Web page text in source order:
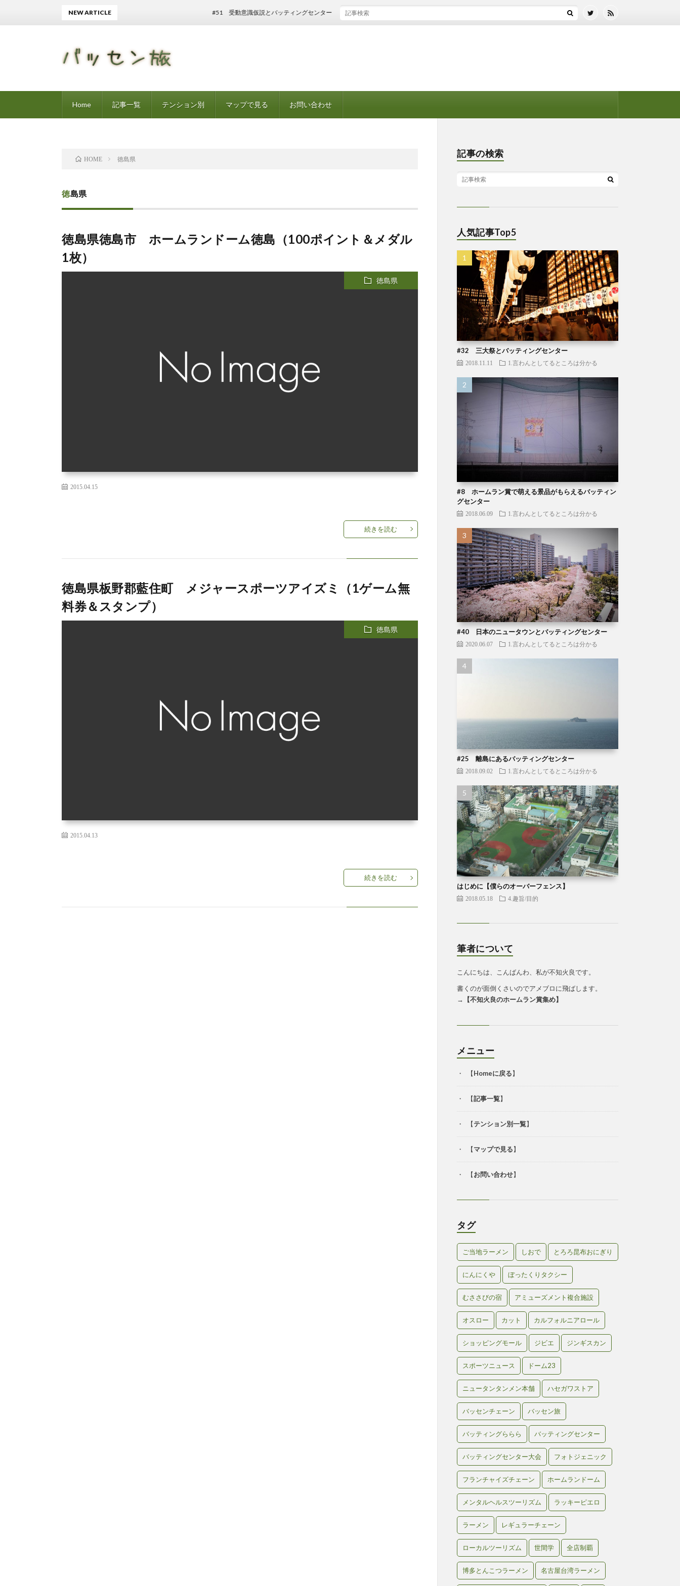
Home 記事一覧 テンション別 マップで見る お問い合わせ
NEW ARTICLE #51 受動意識仮説とバッティングセンター
HOME 徳島県
徳島県
徳島県徳島市 ホームランドーム徳島（100ポイント＆メダル
1枚）
徳島県
2015.04.15
続きを読む
徳島県板野郡藍住町 メジャースポーツアイズミ（1ゲーム無
料券＆スタンプ）
徳島県
2015.04.13
続きを読む
記事の検索
人気記事Top5
#32 三大祭とバッティングセンター
2018.11.11 1.言わんとしてるところは分かる
#8 ホームラン賞で萌える景品がもらえるバッティン
グセンター
2018.06.09 1.言わんとしてるところは分かる
#40 日本のニュータウンとバッティングセンター
2020.06.07 1.言わんとしてるところは分かる
#25 離島にあるバッティングセンター
2018.09.02 1.言わんとしてるところは分かる
はじめに【僕らのオーバーフェンス】
2018.05.18 4.趣旨/目的
筆者について
こんにちは、こんばんわ、私が不知火良です。
書くのが面倒くさいのでアメブロに飛ばします。
→
【不知火良のホームラン賞集め】
メニュー
【Homeに戻る】
【記事一覧】
【テンション別一覧】
【マップで見る】
【お問い合わせ】
タグ
ご当地ラーメン しおで とろろ昆布おにぎり
にんにくや ぼったくりタクシー
むささびの宿 アミューズメント複合施設
オスロー カット カルフォルニアロール
ショッピングモール ジビエ ジンギスカン
スポーツニュース ドーム23
ニュータンタンメン本舗 ハセガワストア
バッセンチェーン バッセン旅
バッティングららら バッティングセンター
バッティングセンター大会 フォトジェニック
フランチャイズチェーン ホームランドーム
メンタルヘルスツーリズム ラッキーピエロ
ラーメン レギュラーチェーン
ローカルツーリズム 世間学 全店制覇
博多とんこつラーメン 名古屋台湾ラーメン